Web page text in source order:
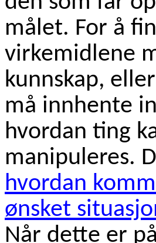
målet. For å
virkemidlene
kunnskap,
må innhente
hvordan ting
manipuleres.
hvordan
ønsket
Når dette er